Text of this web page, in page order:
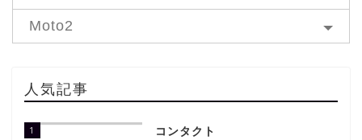
Moto2
人気記事
1 コンタクト